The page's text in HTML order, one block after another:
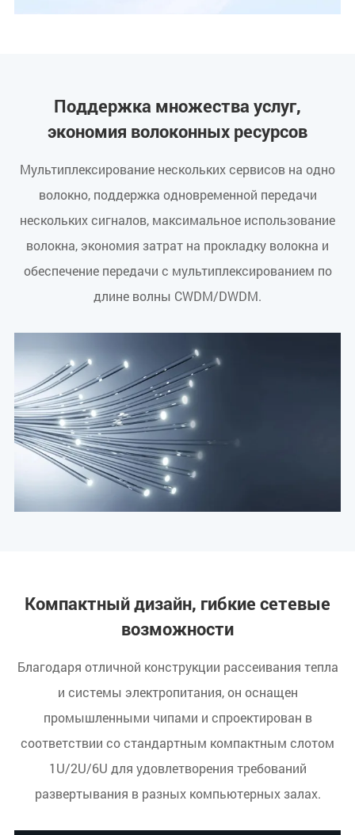
Поддержка множества услуг,
экономия волоконных ресурсов
Мультиплексирование нескольких сервисов на одно
волокно, поддержка одновременной передачи
нескольких сигналов, максимальное использование
волокна, экономия затрат на прокладку волокна и
обеспечение передачи с мультиплексированием по
длине волны CWDM/DWDM.
Компактный дизайн, гибкие сетевые
возможности
Благодаря отличной конструкции рассеивания тепла
и системы электропитания, он оснащен
промышленными чипами и спроектирован в
соответствии со стандартным компактным слотом
1U/2U/6U для удовлетворения требований
развертывания в разных компьютерных залах.